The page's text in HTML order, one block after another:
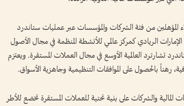
المؤهلين من فئة الشركات والمؤسسات عبر عمليات ستاندرد
الإمارات الريادي كمركز عالمي للأنشطة المنظمة في مجال الأصول
تشارترد العالمية الأوسع في مجال العملات المستقرة. ويعتزم
رهناً بالحصول على الموافقات التنظيمية وجاهزية الأسواق.
والشركات على بنية تحتية للعملات المستقرة تخضع للأطر